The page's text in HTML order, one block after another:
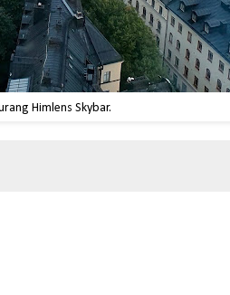
Himlens Skybar.